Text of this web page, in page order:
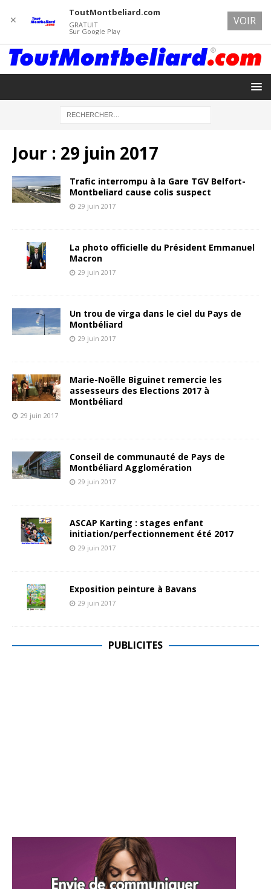
Jour : 29 juin 2017
Trafic interrompu à la Gare TGV Belfort-
Montbeliard cause colis suspect
29 juin 2017
La photo officielle du Président Emmanuel
Macron
29 juin 2017
Un trou de virga dans le ciel du Pays de
Montbéliard
29 juin 2017
Marie-Noëlle Biguinet remercie les
assesseurs des Elections 2017 à
Montbéliard
29 juin 2017
Conseil de communauté de Pays de
Montbéliard Agglomération
29 juin 2017
ASCAP Karting : stages enfant
initiation/perfectionnement été 2017
29 juin 2017
Exposition peinture à Bavans
29 juin 2017
PUBLICITES
✕
ToutMontbeliard.com
GRATUIT
Sur Google Play
VOIR